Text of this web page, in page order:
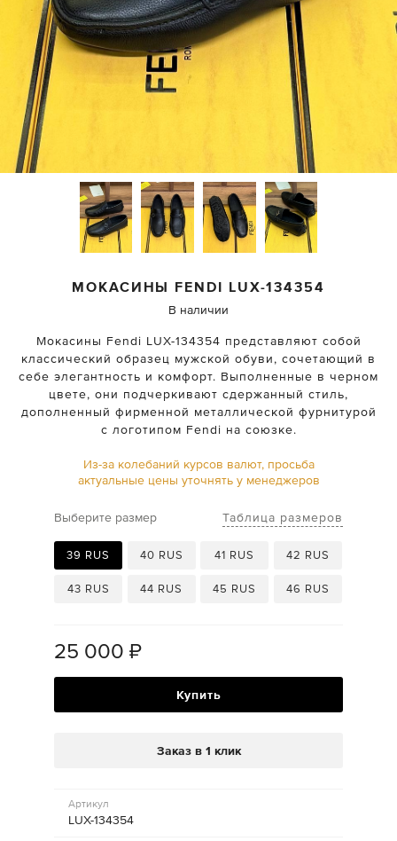
МОКАСИНЫ FENDI LUX-134354
В наличии
Мокасины Fendi LUX-134354 представляют собой
классический образец мужской обуви, сочетающий в
себе элегантность и комфорт. Выполненные в черном
цвете, они подчеркивают сдержанный стиль,
дополненный фирменной металлической фурнитурой
с логотипом Fendi на союзке.
Из-за колебаний курсов валют, просьба
актуальные цены уточнять у менеджеров
Выберите размер Таблица размеров
39 RUS 40 RUS 41 RUS 42 RUS
43 RUS 44 RUS 45 RUS 46 RUS
25 000 ₽
Купить
Заказ в 1 клик
Артикул
LUX-134354